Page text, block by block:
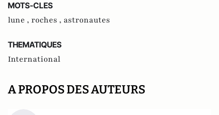
MOTS-CLES
lune , roches , astronautes
THEMATIQUES
International
A PROPOS DES AUTEURS